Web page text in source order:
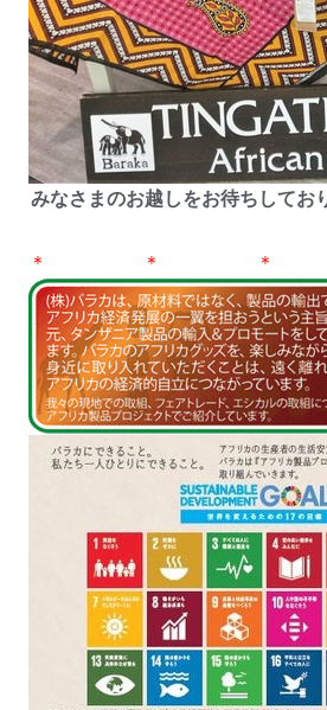
みなさまのお越しをお待ちしてお
＊ ＊ ＊